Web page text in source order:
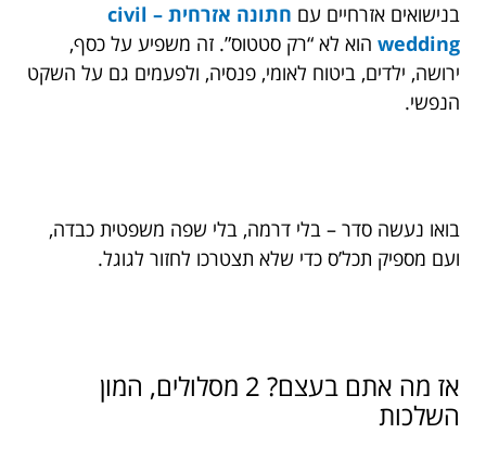
בנישואים אזרחיים עם
חתונה אזרחית – civil
wedding הוא לא “רק סטטוס”. זה משפיע על כסף,
ירושה, ילדים, ביטוח לאומי, פנסיה, ולפעמים גם על השקט
הנפשי.
בואו נעשה סדר – בלי דרמה, בלי שפה משפטית כבדה,
ועם מספיק תכל’ס כדי שלא תצטרכו לחזור לגוגל.
אז מה אתם בעצם? 2 מסלולים, המון
השלכות